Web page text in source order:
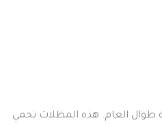
طوال العام. هذه المظلات تحمي